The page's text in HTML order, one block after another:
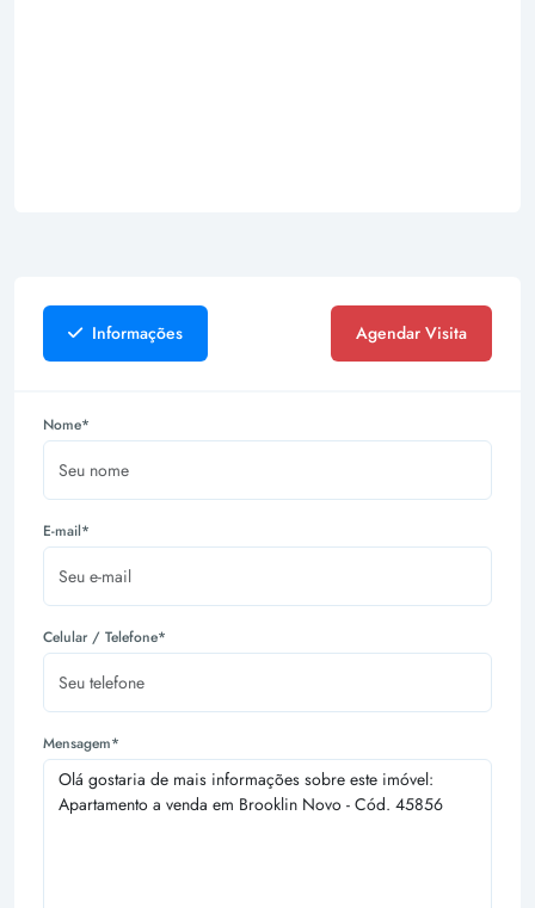
Informações Agendar Visita
Nome*
E-mail*
Celular / Telefone*
Mensagem*